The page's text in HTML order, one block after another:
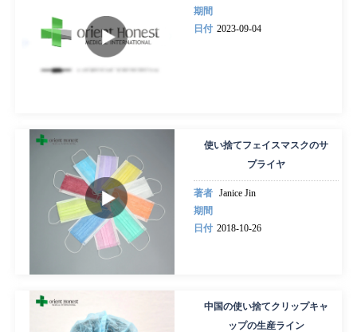
期間
日付 2023-09-04
使い捨てフェイスマスクのサ
プライヤ
著者 Janice Jin
期間
日付 2018-10-26
中国の使い捨てクリップキャ
ップの生産ライン